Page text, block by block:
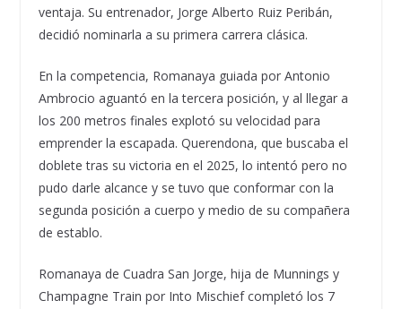
ventaja. Su entrenador, Jorge Alberto Ruiz Peribán,
decidió nominarla a su primera carrera clásica.
En la competencia, Romanaya guiada por Antonio
Ambrocio aguantó en la tercera posición, y al llegar a
los 200 metros finales explotó su velocidad para
emprender la escapada. Querendona, que buscaba el
doblete tras su victoria en el 2025, lo intentó pero no
pudo darle alcance y se tuvo que conformar con la
segunda posición a cuerpo y medio de su compañera
de establo.
Romanaya de Cuadra San Jorge, hija de Munnings y
Champagne Train por Into Mischief completó los 7